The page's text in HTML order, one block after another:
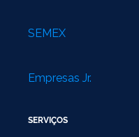
SEMEX
Empresas Jr.
SERVIÇOS